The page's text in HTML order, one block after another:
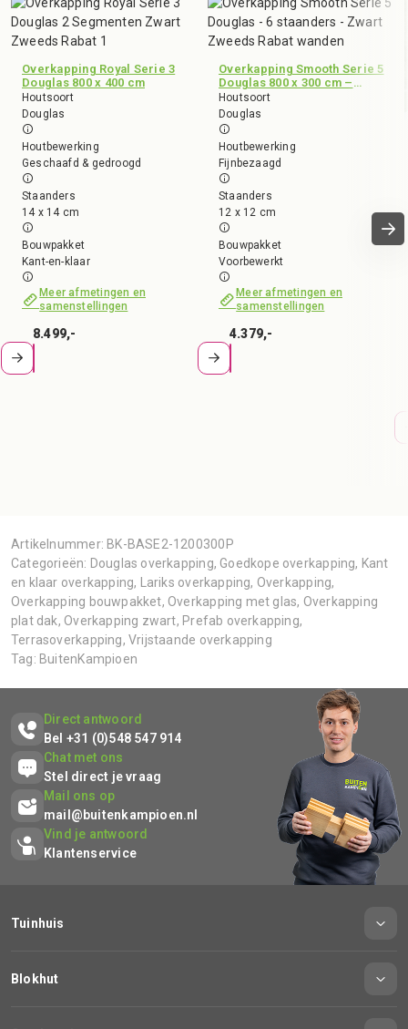
Overkapping Royal Serie 3
Douglas 800 x 400 cm
Houtsoort
Douglas
Houtbewerking
Geschaafd & gedroogd
Staanders
14 x 14 cm
Bouwpakket
Kant-en-klaar
Meer afmetingen en
samenstellingen
8.499,-
Overkapping Smooth Serie 5
Douglas 800 x 300 cm –
fijnbezaagd
Houtsoort
Douglas
Houtbewerking
Fijnbezaagd
Staanders
12 x 12 cm
Bouwpakket
Voorbewerkt
Meer afmetingen en
samenstellingen
4.379,-
Artikelnummer: BK-BASE2-1200300P
Categorieën: Douglas overkapping, Goedkope overkapping, Kant
en klaar overkapping, Lariks overkapping, Overkapping,
Overkapping bouwpakket, Overkapping met glas, Overkapping
plat dak, Overkapping zwart, Prefab overkapping,
Terrasoverkapping, Vrijstaande overkapping
Tag: BuitenKampioen
Direct antwoord
Bel +31 (0)548 547 914
Chat met ons
Stel direct je vraag
Mail ons op
mail@buitenkampioen.nl
Vind je antwoord
Klantenservice
Tuinhuis
Blokhut